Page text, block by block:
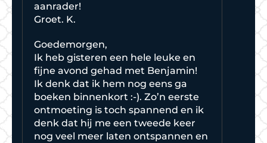
aanrader!
Groet. K.
Goedemorgen,
Ik heb gisteren een hele leuke en
fijne avond gehad met Benjamin!
Ik denk dat ik hem nog eens ga
boeken binnenkort :-). Zo’n eerste
ontmoeting is toch spannend en ik
denk dat hij me een tweede keer
nog veel meer laten ontspannen en